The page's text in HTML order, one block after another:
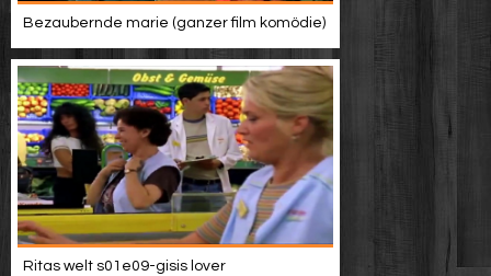
Bezaubernde marie (ganzer film komödie)
Ritas welt s01e09-gisis lover